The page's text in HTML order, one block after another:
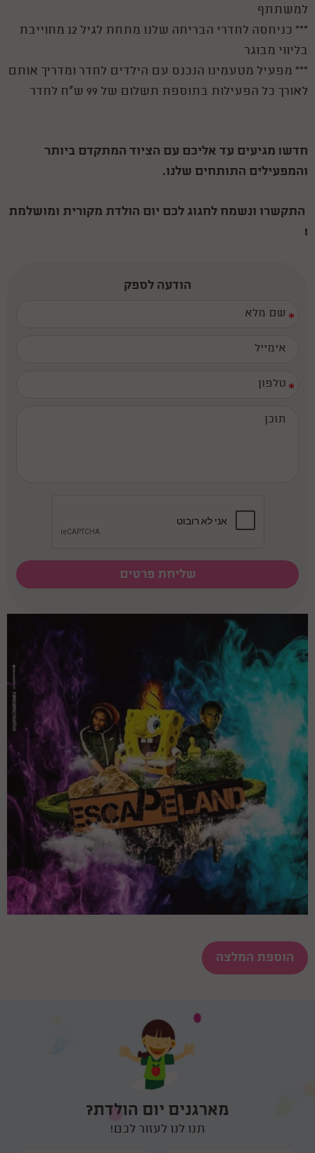
למשתתף
*** כניחסה לחדרי הבריחה שלנו מתחת לגיל 12 מחוייבת
בליווי מבוגר
*** מפעיל מטעמינו הנכנס עם הילדים לחדר ומדריך אותם
לאורך כל הפעילות בתוספת תשלום של 99 ש"ח לחדר
חדש! מגיעים עד אליכם עם הציוד המתקדם ביותר
והמפעילים התותחים שלנו.
התקשרו ונשמח לחגוג לכם יום הולדת מקורית ומושלמת
!
הודעה לספק
*
*
הוספת המלצה
מארגנים יום הולדת?
תנו לנו לעזור לכם!